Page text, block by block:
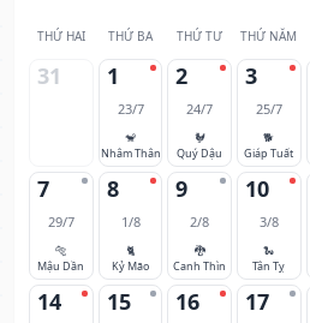
THỨ HAI THỨ BA THỨ TƯ THỨ NĂM
31 1
23/7
🐒
Nhâm Thân
2
24/7
🐓
Quý Dậu
3
25/7
🐕
Giáp Tuất
7
29/7
🐅
Mậu Dần
8
1/8
🐈
Kỷ Mão
9
2/8
🐉
Canh Thìn
10
3/8
🐍
Tân Tỵ
14 15 16 17